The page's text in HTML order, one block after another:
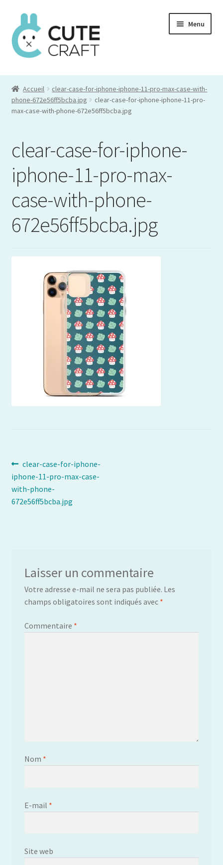
Aller
à
la
navigation
Aller
au
contenu
Menu
Commande
Accueil
clear-case-for-iphone-iphone-11-pro-max-case-with-
phone-672e56ff5bcba.jpg
clear-case-for-iphone-iphone-11-pro-
max-case-with-phone-672e56ff5bcba.jpg
clear-case-for-iphone-
iphone-11-pro-max-
case-with-phone-
672e56ff5bcba.jpg
Navigation
de
l’article
Article
précédent :
clear-case-for-iphone-
iphone-11-pro-max-case-
with-phone-
672e56ff5bcba.jpg
Laisser un commentaire
Votre adresse e-mail ne sera pas publiée. Les
champs obligatoires sont indiqués avec *
Commentaire *
Nom *
E-mail *
Site web